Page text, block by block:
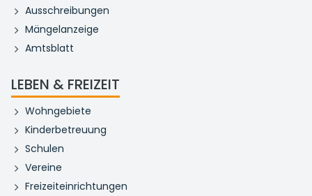
Ausschreibungen
Mängelanzeige
Amtsblatt
LEBEN & FREIZEIT
Wohngebiete
Kinderbetreuung
Schulen
Vereine
Freizeiteinrichtungen